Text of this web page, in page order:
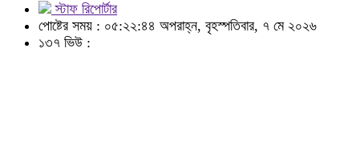
স্টাফ রিপোর্টার
পোষ্টের সময় : ০৫:২২:৪৪ অপরাহ্ন, বৃহস্পতিবার, ৭ মে ২০২৬
১৩৭ ভিউ :